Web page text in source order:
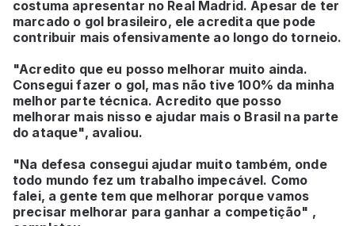
costuma apresentar no Real Madrid. Apesar de ter
marcado o gol brasileiro, ele acredita que pode
contribuir mais ofensivamente ao longo do torneio.
"Acredito que eu posso melhorar muito ainda.
Consegui fazer o gol, mas não tive 100% da minha
melhor parte técnica. Acredito que posso
melhorar mais nisso e ajudar mais o Brasil na parte
do ataque", avaliou.
"Na defesa consegui ajudar muito também, onde
todo mundo fez um trabalho impecável. Como
falei, a gente tem que melhorar porque vamos
precisar melhorar para ganhar a competição" ,